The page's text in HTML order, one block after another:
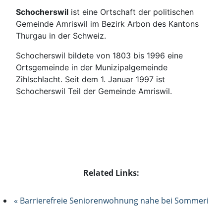
Schocherswil ist eine Ortschaft der politischen
Gemeinde Amriswil im Bezirk Arbon des Kantons
Thurgau in der Schweiz.
Schocherswil bildete von 1803 bis 1996 eine
Ortsgemeinde in der Munizipalgemeinde
Zihlschlacht. Seit dem 1. Januar 1997 ist
Schocherswil Teil der Gemeinde Amriswil.
Related Links:
« Barrierefreie Seniorenwohnung nahe bei Sommeri